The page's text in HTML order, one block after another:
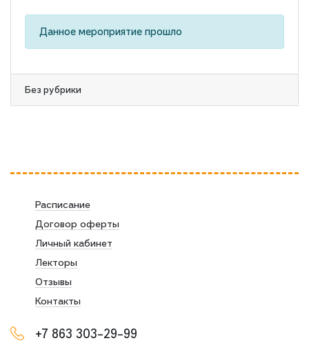
Данное мероприятие прошло
Без рубрики
Расписание
Договор оферты
Личный кабинет
Лекторы
Отзывы
Контакты
+7 863 303-29-99